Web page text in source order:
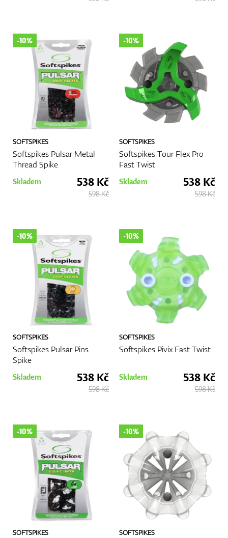
SOFTSPIKES
Softspikes Pulsar Metal
Thread Spike
-10%
Skladem 538 Kč
598 Kč
SOFTSPIKES
Softspikes Tour Flex Pro
Fast Twist
-10%
Skladem 538 Kč
598 Kč
SOFTSPIKES
Softspikes Pulsar Pins
Spike
-10%
Skladem 538 Kč
598 Kč
SOFTSPIKES
Softspikes Pivix Fast Twist
-10%
Skladem 538 Kč
598 Kč
SOFTSPIKES
-10%
SOFTSPIKES
-10%